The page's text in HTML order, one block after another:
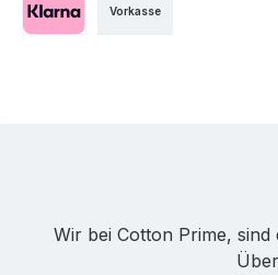
Vorkasse
Wir bei Cotton Prime,